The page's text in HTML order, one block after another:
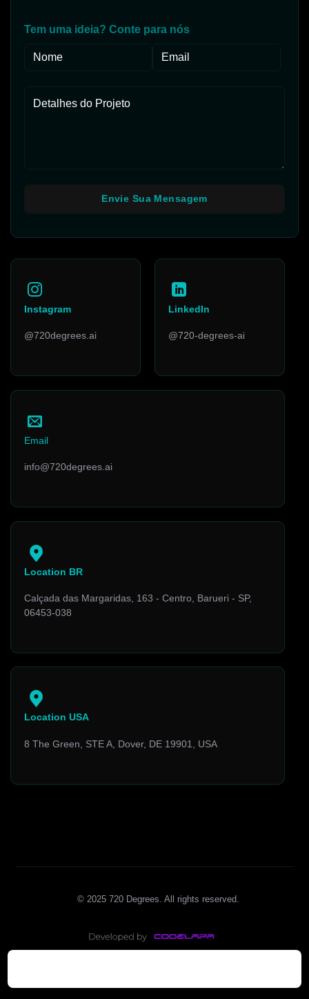
Instagram
@720degrees.ai
LinkedIn
@720-degrees-ai
Email
info@720degrees.ai
Location BR
Calçada das Margaridas, 163 - Centro, Barueri - SP,
06453-038
Location USA
8 The Green, STE A, Dover, DE 19901, USA
Tem uma ideia? Conte para nós
© 2025 720 Degrees. All rights reserved.